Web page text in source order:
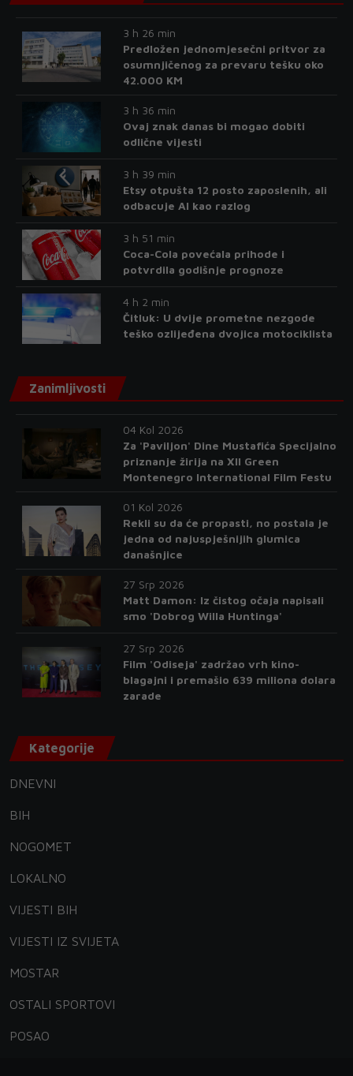
3 h 26 min
Predložen jednomjesečni pritvor za
osumnjičenog za prevaru tešku oko
42.000 KM
3 h 36 min
Ovaj znak danas bi mogao dobiti
odlične vijesti
3 h 39 min
Etsy otpušta 12 posto zaposlenih, ali
odbacuje AI kao razlog
3 h 51 min
Coca-Cola povećala prihode i
potvrdila godišnje prognoze
4 h 2 min
Čitluk: U dvije prometne nezgode
teško ozlijeđena dvojica motociklista
Zanimljivosti
04 Kol 2026
Za 'Paviljon' Dine Mustafića Specijalno
priznanje žirija na XII Green
Montenegro International Film Festu
01 Kol 2026
Rekli su da će propasti, no postala je
jedna od najuspješnijih glumica
današnjice
27 Srp 2026
Matt Damon: Iz čistog očaja napisali
smo 'Dobrog Willa Huntinga'
27 Srp 2026
Film 'Odiseja' zadržao vrh kino-
blagajni i premašio 639 miliona dolara
zarade
Kategorije
DNEVNI
BIH
NOGOMET
LOKALNO
VIJESTI BIH
VIJESTI IZ SVIJETA
MOSTAR
OSTALI SPORTOVI
POSAO